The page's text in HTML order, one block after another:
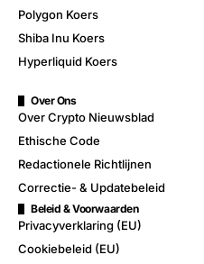
Polygon Koers
Shiba Inu Koers
Hyperliquid Koers
Over Ons
Over Crypto Nieuwsblad
Ethische Code
Redactionele Richtlijnen
Correctie- & Updatebeleid
Beleid & Voorwaarden
Privacyverklaring (EU)
Cookiebeleid (EU)